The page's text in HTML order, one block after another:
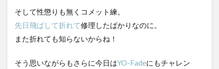
そして性懲りも無くコメット練。
先日飛ばして折れて修理したばかりなのに。
また折れても知らないからね！
そう思いながらもさらに今日はYO-Fadeにもチャレン